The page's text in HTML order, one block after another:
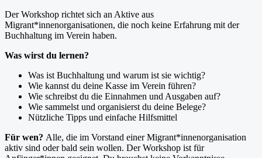
Der Workshop richtet sich an Aktive aus
Migrant*innenorganisationen, die noch keine Erfahrung mit der
Buchhaltung im Verein haben.
Was wirst du lernen?
Was ist Buchhaltung und warum ist sie wichtig?
Wie kannst du deine Kasse im Verein führen?
Wie schreibst du die Einnahmen und Ausgaben auf?
Wie sammelst und organisierst du deine Belege?
Nützliche Tipps und einfache Hilfsmittel
Für wen? Alle, die im Vorstand einer Migrant*innenorganisation
aktiv sind oder bald sein wollen. Der Workshop ist für